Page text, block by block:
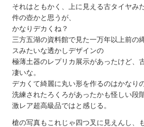
それはともかく、上に見える古タイヤみ
件の壺かと思うが、
かなりデカくね？
三方五湖の資料館で見た一万年以上前の
スみたいな透かしデザインの
極薄土器のレプリカ展示があったけど、
凄いな。
デカくて綺麗に丸い形を作るのはかなり
洗練されたろくろがあったかも怪しい段
激レア超高級品ではと感じる。
槍の写真もこれじゃ四つ叉に見えんし、